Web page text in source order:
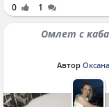
0 1
Омлет с
Автор